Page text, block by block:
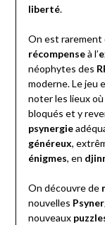
liberté.
On est rarement
récompenseà l’
néophytes des
moderne. Le jeu
noter les lieux
bloqués et y
psynergie
généreux,
énigmes, en
On découvre de
nouvelles
nouveaux